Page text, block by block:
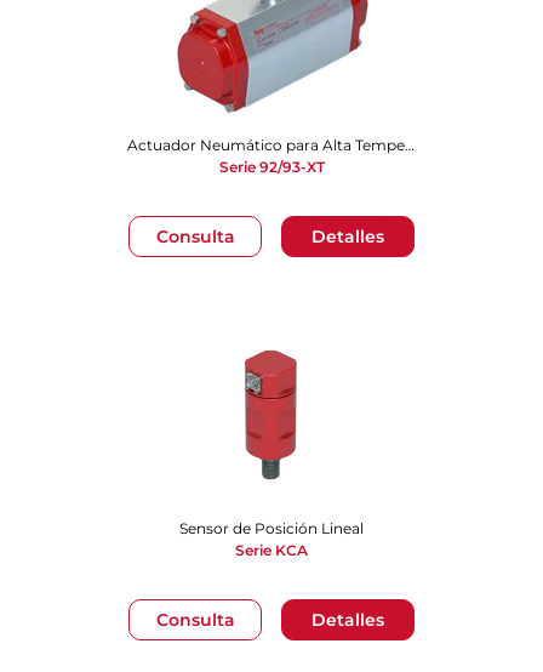
Consulta Detalles
Actuador Neumático para Alta Temperatura
Serie 92/93-XT
Consulta Detalles
Sensor de Posición Lineal
Serie KCA